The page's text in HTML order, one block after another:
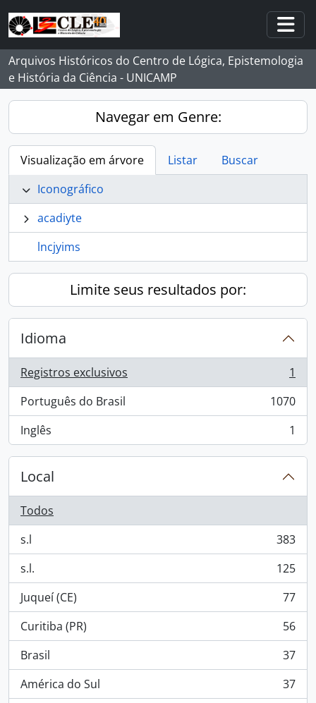
Skip to main content
Arquivos Históricos do Centro de Lógica, Epistemologia
e História da Ciência - UNICAMP
Navegar em Genre:
Visualização em árvore Listar
Buscar
Iconográfico
acadiyte
lncjyims
Limite seus resultados por:
Idioma
Registros exclusivos
, 1 resultados
1
Português do Brasil
, 1070 resultados
1070
Inglês
, 1 resultados 1
Local
Todos
s.l
, 383 resultados
383
s.l.
, 125 resultados
125
Juqueí (CE)
, 77 resultados
77
Curitiba (PR)
, 56 resultados
56
Brasil
, 37 resultados
37
América do Sul
, 37 resultados
37